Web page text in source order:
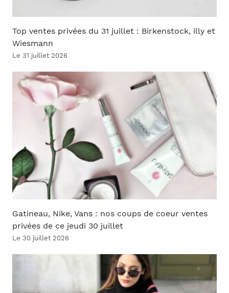
Top ventes privées du 31 juillet : Birkenstock, illy et
Wiesmann
Le 31 juillet 2026
Gatineau, Nike, Vans : nos coups de coeur ventes
privées de ce jeudi 30 juillet
Le 30 juillet 2026